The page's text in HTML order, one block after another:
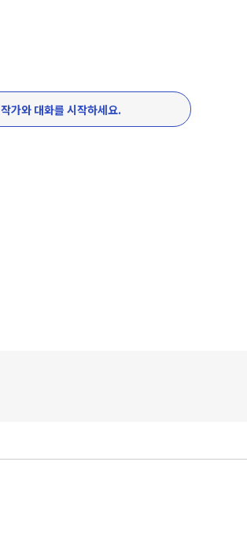
작가와 대화를 시작하세요.